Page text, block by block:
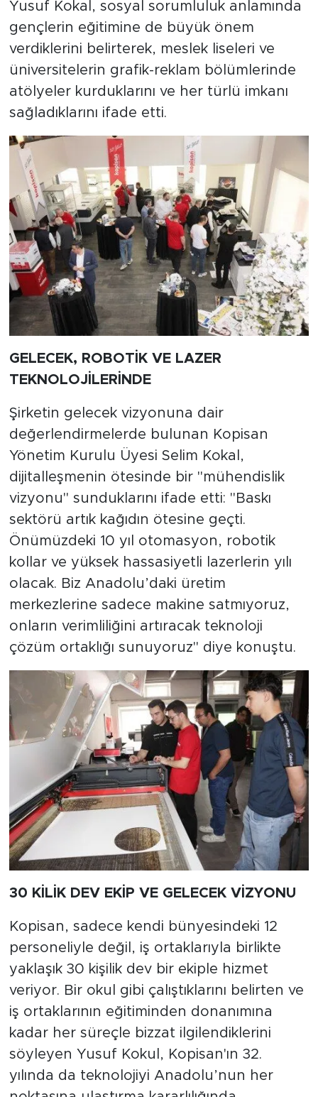
Yusuf Kokal, sosyal sorumluluk anlamında
gençlerin eğitimine de büyük önem
verdiklerini belirterek, meslek liseleri ve
üniversitelerin grafik-reklam bölümlerinde
atölyeler kurduklarını ve her türlü imkanı
sağladıklarını ifade etti.
GELECEK, ROBOTİK VE LAZER
TEKNOLOJİLERİNDE
Şirketin gelecek vizyonuna dair
değerlendirmelerde bulunan Kopisan
Yönetim Kurulu Üyesi Selim Kokal,
dijitalleşmenin ötesinde bir "mühendislik
vizyonu" sunduklarını ifade etti: "Baskı
sektörü artık kağıdın ötesine geçti.
Önümüzdeki 10 yıl otomasyon, robotik
kollar ve yüksek hassasiyetli lazerlerin yılı
olacak. Biz Anadolu’daki üretim
merkezlerine sadece makine satmıyoruz,
onların verimliliğini artıracak teknoloji
çözüm ortaklığı sunuyoruz" diye konuştu.
30 KİLİK DEV EKİP VE GELECEK VİZYONU
Kopisan, sadece kendi bünyesindeki 12
personeliyle değil, iş ortaklarıyla birlikte
yaklaşık 30 kişilik dev bir ekiple hizmet
veriyor. Bir okul gibi çalıştıklarını belirten ve
iş ortaklarının eğitiminden donanımına
kadar her süreçle bizzat ilgilendiklerini
söyleyen Yusuf Kokul, Kopisan'ın 32.
yılında da teknolojiyi Anadolu’nun her